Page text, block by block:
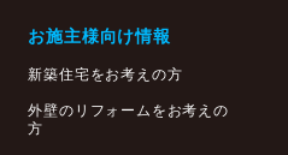
お施主様向け情報
新築住宅をお考えの方
外壁のリフォームをお考えの
方